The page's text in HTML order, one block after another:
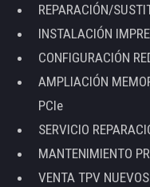
REPARACIÓN/
INSTALACIÓN
CONFIGURACIÓN
AMPLIACIÓN
PCIe
SERVICIO
MANTENIMIENTO
VENTA TPV